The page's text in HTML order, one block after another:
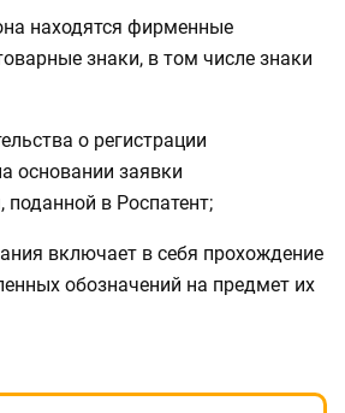
находятся фирменные
знаки, в том числе знаки
о регистрации
основании заявки
поданной в Роспатент;
включает в себя прохождение
обозначений на предмет их